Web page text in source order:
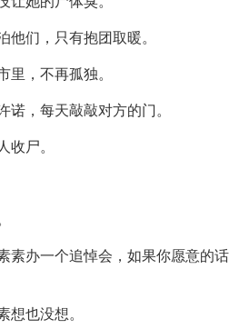
他们，只有抱团取暖。
里，不再孤独。
诺，每天敲敲对方的门。
收尸。
素办一个追悼会，如果你愿意的话
想也没想。